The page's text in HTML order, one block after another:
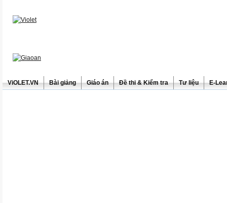
ViOLET.VN Bài giảng Giáo án Đề thi & Kiểm tra Tư liệu E-